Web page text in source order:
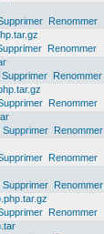
Renommer
Renommer
Supprimer Renommer
Renommer
Supprimer Renommer
Renommer
Supprimer Renommer
Renommer